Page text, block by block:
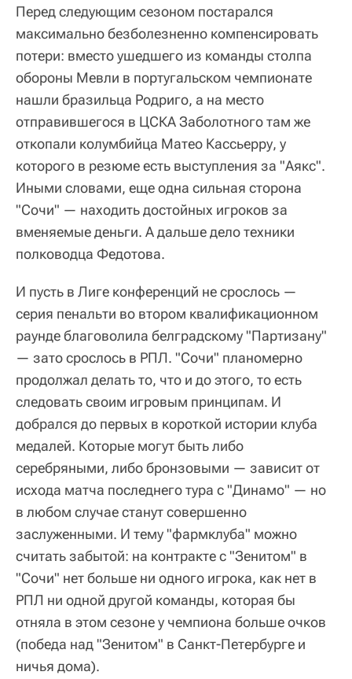
Перед следующим сезоном постарался
максимально безболезненно компенсировать
потери: вместо ушедшего из команды столпа
обороны Мевли в португальском чемпионате
нашли бразильца Родриго, а на место
отправившегося в ЦСКА Заболотного там же
откопали колумбийца Матео Кассьерру, у
которого в резюме есть выступления за "Аякс".
Иными словами, еще одна сильная сторона
"Сочи" — находить достойных игроков за
вменяемые деньги. А дальше дело техники
полководца Федотова.
И пусть в Лиге конференций не срослось —
серия пенальти во втором квалификационном
раунде благоволила белградскому "Партизану"
— зато срослось в РПЛ. "Сочи" планомерно
продолжал делать то, что и до этого, то есть
следовать своим игровым принципам. И
добрался до первых в короткой истории клуба
медалей. Которые могут быть либо
серебряными, либо бронзовыми — зависит от
исхода матча последнего тура с "Динамо" — но
в любом случае станут совершенно
заслуженными. И тему "фармклуба" можно
считать забытой: на контракте с "Зенитом" в
"Сочи" нет больше ни одного игрока, как нет в
РПЛ ни одной другой команды, которая бы
отняла в этом сезоне у чемпиона больше очков
(победа над "Зенитом" в Санкт-Петербурге и
ничья дома).